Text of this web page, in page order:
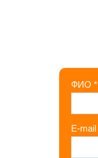
ФИО *
E-mail